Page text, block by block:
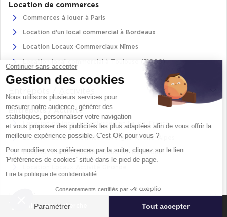
Affiner ma recherche
Location de commerces
Commerces à louer à Paris
Location d'un local commercial à Bordeaux
Location Locaux Commerciaux Nîmes
Location local commercial à Toulouse (31000)
Entrepôts / Activité
Location de locaux d'activités en Ile-de-France
Location Locaux Activité Auvergne-Rhône-Alpes
Location Locaux Activité Bouches-Du-Rhône
Logistique
Continuer sans accepter
Gestion des cookies
Nous utilisons plusieurs services pour
mesurer notre audience, générer des
statistiques, personnaliser votre navigation
et vous proposer des publicités les plus adaptées afin de vous offrir la
meilleure expérience possible. C'est OK pour vous ?
Pour modifier vos préférences par la suite, cliquez sur le lien
'Préférences de cookies' situé dans le pied de page.
Lire la politique de confidentialité
Consentements certifiés par
Paramétrer Tout accepter